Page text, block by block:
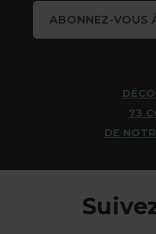
ABONNEZ-VOUS
73
DE